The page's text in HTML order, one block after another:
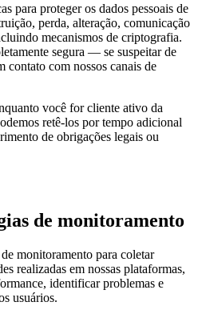
para proteger os dados pessoais de
perda, alteração, comunicação
mecanismos de criptografia.
segura — se suspeitar de
contato com nossos canais de
você for cliente ativo da
retê-los por tempo adicional
de obrigações legais ou
de monitoramento
monitoramento para coletar
realizadas em nossas plataformas,
identificar problemas e
usuários.